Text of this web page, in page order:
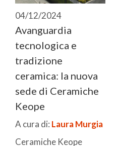
04/12/2024
Avanguardia
tecnologica e
tradizione
ceramica: la nuova
sede di Ceramiche
Keope
A cura di: Laura Murgia
Ceramiche Keope